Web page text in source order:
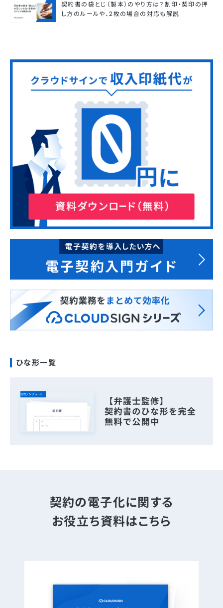
契約書の袋とじ（製本）のやり方は？割印・契印の押
し方のルールや、2枚の場合の対応も解説
ひな形一覧
契約の電子化に関する
お役立ち資料はこちら